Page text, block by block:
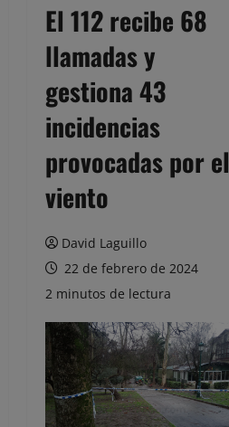
El 112 recibe 68
llamadas y
gestiona 43
incidencias
provocadas por el
viento
David Laguillo
22 de febrero de 2024
2 minutos de lectura